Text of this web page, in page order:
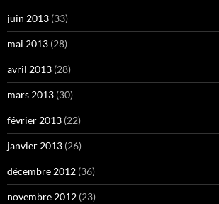
juin 2013 (33)
mai 2013 (28)
avril 2013 (28)
mars 2013 (30)
février 2013 (22)
janvier 2013 (26)
décembre 2012 (36)
novembre 2012 (23)